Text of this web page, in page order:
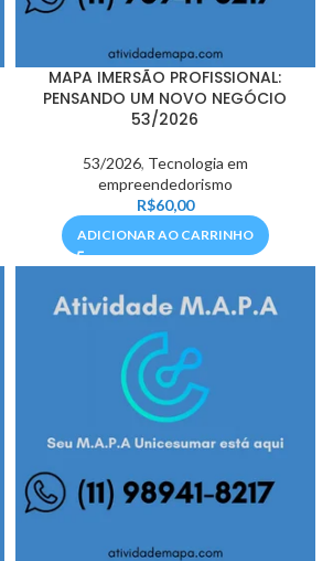
MAPA IMERSÃO PROFISSIONAL:
PENSANDO UM NOVO NEGÓCIO
53/2026
53/2026, Tecnologia em
empreendedorismo
R$60,00
ADICIONAR AO CARRINHO